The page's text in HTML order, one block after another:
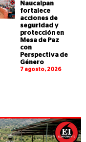
Naucalpan
fortalece
acciones de
seguridad y
protección en
Mesa de Paz
con
Perspectiva de
Género
7 agosto, 2026